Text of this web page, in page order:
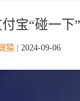
付宝“碰一下
猿 2024-09-06